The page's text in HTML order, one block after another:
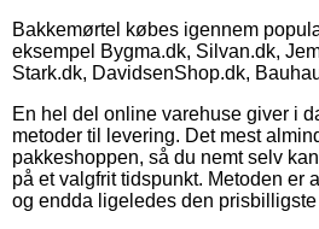
Bakkemørtel købes igennem
eksempel Bygma.dk, Silvan.dk,
Stark.dk, DavidsenShop.dk,
En hel del online varehuse giver i
metoder til levering. Det mest
pakkeshoppen, så du nemt selv
på et valgfrit tidspunkt. Metoden er
og endda ligeledes den